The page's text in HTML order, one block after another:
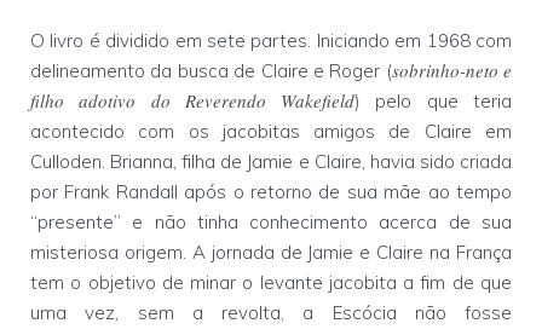
O livro é dividido em sete partes. Iniciando em 1968 com
delineamento da busca de Claire e Roger (sobrinho-neto e
filho adotivo do Reverendo Wakefield) pelo que teria
acontecido com os jacobitas amigos de Claire em
Culloden. Brianna, filha de Jamie e Claire, havia sido criada
por Frank Randall após o retorno de sua mãe ao tempo
“presente” e não tinha conhecimento acerca de sua
misteriosa origem. A jornada de Jamie e Claire na França
tem o objetivo de minar o levante jacobita a fim de que
uma vez, sem a revolta, a Escócia não fosse